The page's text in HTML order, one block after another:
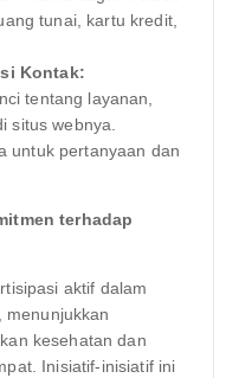
tunai, kartu kredit,
Kontak:
tentang layanan,
situs webnya.
untuk pertanyaan dan
terhadap
aktif dalam
menunjukkan
kesehatan dan
Inisiatif-inisiatif ini